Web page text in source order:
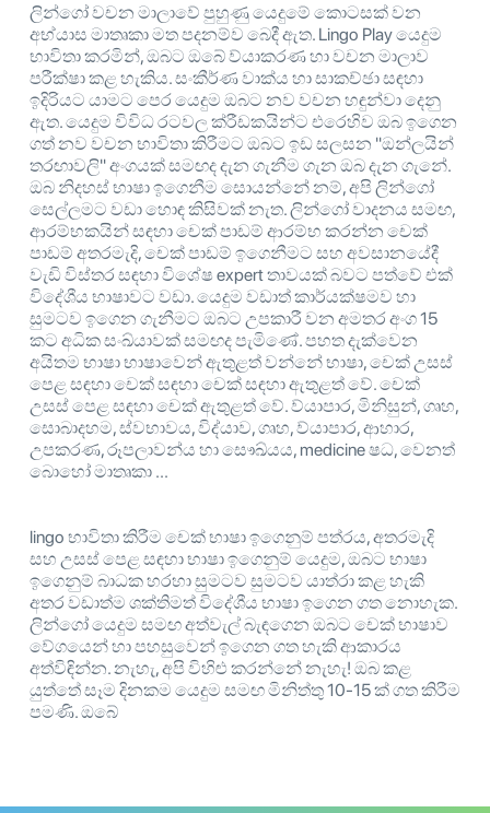
ලින්ගෝ වචන මාලාවේ පුහුණු යෙදුමේ කොටසක් වන
අභ්යාස මාතෘකා මත පදනම්ව බෙදී ඇත. Lingo Play යෙදුම
භාවිතා කරමින්, ඔබට ඔබේ ව්යාකරණ හා වචන මාලාව
පරීක්ෂා කළ හැකිය. සංකීර්ණ වාක්ය හා සාකච්ඡා සඳහා
ඉදිරියට යාමට පෙර යෙදුම ඔබට නව වචන හඳුන්වා දෙනු
ඇත. යෙදුම විවිධ රටවල ක්රීඩකයින්ට එරෙහිව ඔබ ඉගෙන
ගත් නව වචන භාවිතා කිරීමට ඔබට ඉඩ සලසන "ඔන්ලයින්
තරඟාවලි" අංගයක් සමඟද දැන ගැනීම ගැන ඔබ දැන ගැනේ.
ඔබ නිදහස් භාෂා ඉගෙනීම සොයන්නේ නම්, අපි ලින්ගෝ
සෙල්ලමට වඩා හොඳ කිසිවක් නැත. ලින්ගෝ වාදනය සමඟ,
ආරම්භකයින් සඳහා චෙක් පාඩම් ආරම්භ කරන්න චෙක්
පාඩම් අතරමැදි, චෙක් පාඩම් ඉගෙනීමට සහ අවසානයේදී
වැඩි විස්තර සඳහා විශේෂ expert තාවයක් බවට පත්වේ එක්
විදේශීය භාෂාවට වඩා. යෙදුම වඩාත් කාර්යක්ෂමව හා
සුමටව ඉගෙන ගැනීමට ඔබට උපකාරී වන අමතර අංග 15
කට අධික සංඛ්යාවක් සමඟද පැමිණේ. පහත දැක්වෙන
අයිතම භාෂා භාෂාවෙන් ඇතුළත් වන්නේ භාෂා, චෙක් උසස්
පෙළ සඳහා චෙක් සඳහා චෙක් සඳහා ඇතුළත් වේ. චෙක්
උසස් පෙළ සඳහා චෙක් ඇතුළත් වේ. ව්යාපාර, මිනිසුන්, ගෘහ,
සොබාදහම, ස්වභාවය, විද්යාව, ගෘහ, ව්යාපාර, ආහාර,
උපකරණ, රූපලාවන්ය හා සෞඛ්යය, medicine ෂධ, වෙනත්
බොහෝ මාතෘකා ...
lingo භාවිතා කිරීම චෙක් භාෂා ඉගෙනුම් පත්රය, අතරමැදි
සහ උසස් පෙළ සඳහා භාෂා ඉගෙනුම් යෙදුම, ඔබට භාෂා
ඉගෙනුම් බාධක හරහා සුමටව සුමටව යාත්රා කළ හැකි
අතර වඩාත්ම ශක්තිමත් විදේශීය භාෂා ඉගෙන ගත නොහැක.
ලින්ගෝ යෙදුම සමඟ අත්වැල් බැඳගෙන ඔබට චෙක් භාෂාව
වේගයෙන් හා පහසුවෙන් ඉගෙන ගත හැකි ආකාරය
අත්විඳින්න. නැහැ, අපි විහිළු කරන්නේ නැහැ! ඔබ කළ
යුත්තේ සෑම දිනකම යෙදුම සමඟ මිනිත්තු 10-15 ක් ගත කිරීම
පමණි. ඔබේ